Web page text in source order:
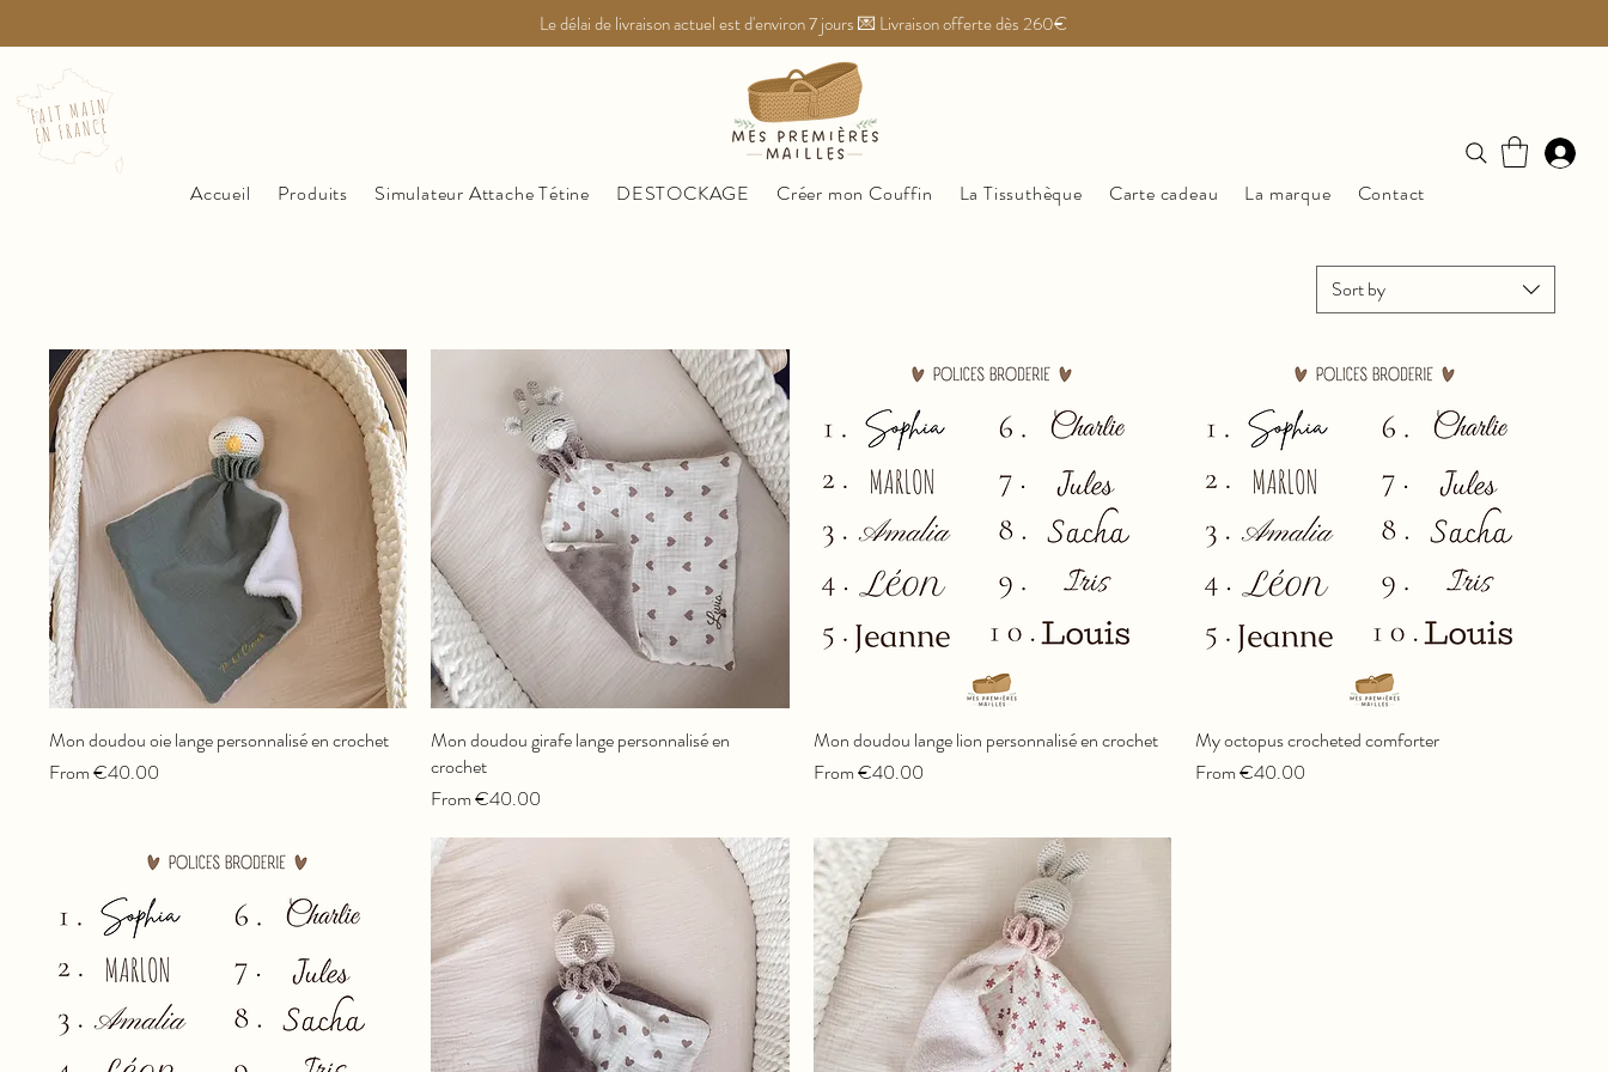
Le délai de livraison actuel est d'environ 7 jours 💌 Livraison offerte dès 260€
Accueil Produits Simulateur Attache Tétine DESTOCKAGE Créer mon Couffin La Tissuthèque Carte cadeau La marque Contact
Sort by
Mon doudou oie lange personnalisé en crochet
From€40.00
Sale Price
Mon doudou girafe lange personnalisé en
crochet
From€40.00
Sale Price
Mon doudou lange lion personnalisé en crochet
From€40.00
Sale Price
My octopus crocheted comforter
From€40.00
Sale Price